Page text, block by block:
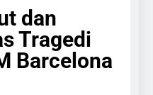
dan
Tragedi
Barcelona